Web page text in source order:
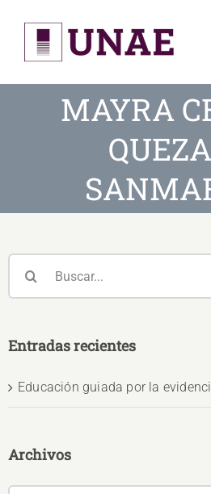
content
MAYRA
Entradas recientes
Educación guiada por la
Archivos